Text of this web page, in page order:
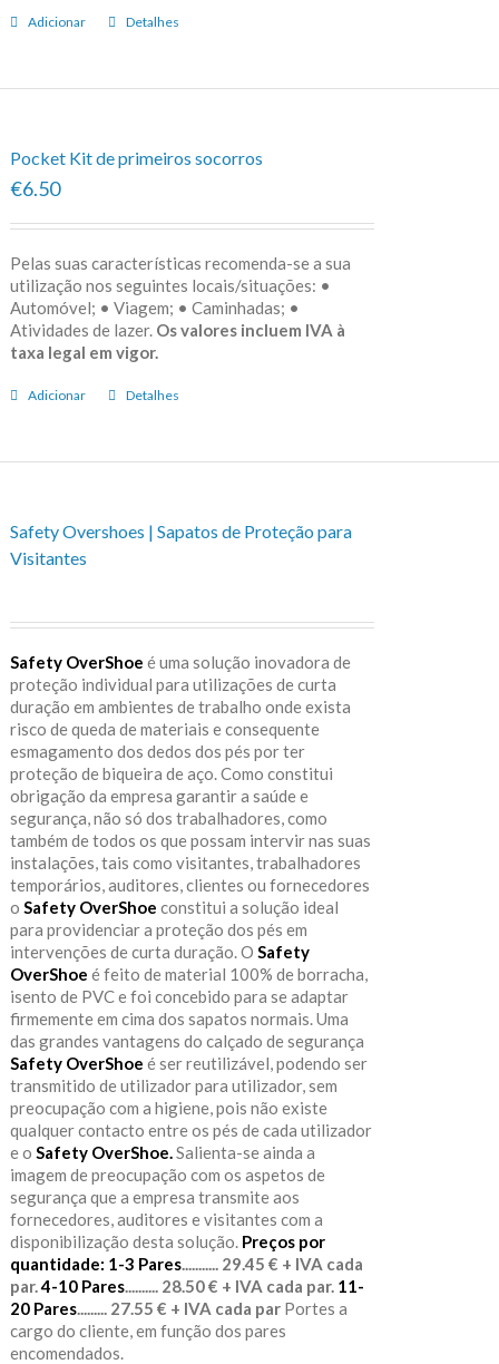
Adicionar Detalhes
Pocket Kit de primeiros socorros
€6.50
Pelas suas características recomenda-se a sua
utilização nos seguintes locais/situações: •
Automóvel; • Viagem; • Caminhadas; •
Atividades de lazer. Os valores incluem IVA à
taxa legal em vigor.
Adicionar Detalhes
Safety Overshoes | Sapatos de Proteção para
Visitantes
Safety OverShoe é uma solução inovadora de
proteção individual para utilizações de curta
duração em ambientes de trabalho onde exista
risco de queda de materiais e consequente
esmagamento dos dedos dos pés por ter
proteção de biqueira de aço. Como constitui
obrigação da empresa garantir a saúde e
segurança, não só dos trabalhadores, como
também de todos os que possam intervir nas suas
instalações, tais como visitantes, trabalhadores
temporários, auditores, clientes ou fornecedores
o Safety OverShoe constitui a solução ideal
para providenciar a proteção dos pés em
intervenções de curta duração. O Safety
OverShoe é feito de material 100% de borracha,
isento de PVC e foi concebido para se adaptar
firmemente em cima dos sapatos normais. Uma
das grandes vantagens do calçado de segurança
Safety OverShoe é ser reutilizável, podendo ser
transmitido de utilizador para utilizador, sem
preocupação com a higiene, pois não existe
qualquer contacto entre os pés de cada utilizador
e o Safety OverShoe. Salienta-se ainda a
imagem de preocupação com os aspetos de
segurança que a empresa transmite aos
fornecedores, auditores e visitantes com a
disponibilização desta solução. Preços por
quantidade: 1-3 Pares........... 29.45 € + IVA cada
par. 4-10 Pares.......... 28.50 € + IVA cada par. 11-
20 Pares......... 27.55 € + IVA cada parPortes a
cargo do cliente, em função dos pares
encomendados.